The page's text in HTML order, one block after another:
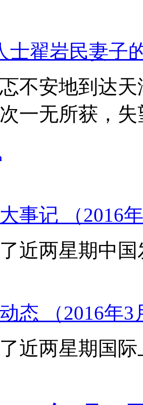
士翟岩民妻子
不安地到达
一无所获，
事记 （2016
近两星期中
态 （2016年
近两星期国